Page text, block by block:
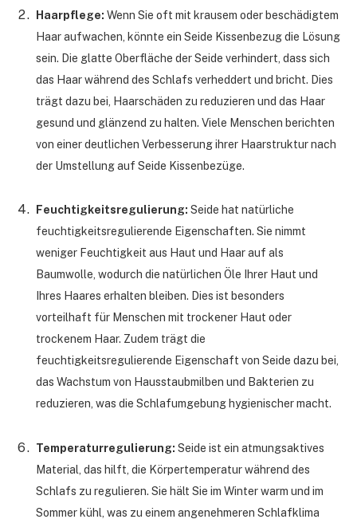
Haarpflege: Wenn Sie oft mit krausem oder beschädigtem
Haar aufwachen, könnte ein Seide Kissenbezug die Lösung
sein. Die glatte Oberfläche der Seide verhindert, dass sich
das Haar während des Schlafs verheddert und bricht. Dies
trägt dazu bei, Haarschäden zu reduzieren und das Haar
gesund und glänzend zu halten. Viele Menschen berichten
von einer deutlichen Verbesserung ihrer Haarstruktur nach
der Umstellung auf Seide Kissenbezüge.
Feuchtigkeitsregulierung: Seide hat natürliche
feuchtigkeitsregulierende Eigenschaften. Sie nimmt
weniger Feuchtigkeit aus Haut und Haar auf als
Baumwolle, wodurch die natürlichen Öle Ihrer Haut und
Ihres Haares erhalten bleiben. Dies ist besonders
vorteilhaft für Menschen mit trockener Haut oder
trockenem Haar. Zudem trägt die
feuchtigkeitsregulierende Eigenschaft von Seide dazu bei,
das Wachstum von Hausstaubmilben und Bakterien zu
reduzieren, was die Schlafumgebung hygienischer macht.
Temperaturregulierung: Seide ist ein atmungsaktives
Material, das hilft, die Körpertemperatur während des
Schlafs zu regulieren. Sie hält Sie im Winter warm und im
Sommer kühl, was zu einem angenehmeren Schlafklima